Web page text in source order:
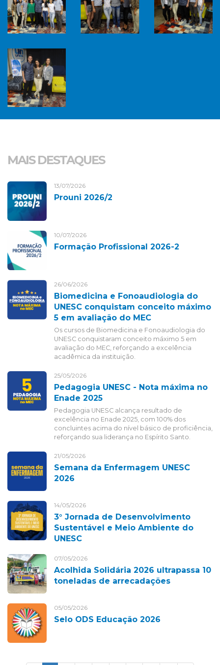
MAIS DESTAQUES
13/07/2026
Prouni 2026/2
10/07/2026
Formação Profissional 2026-2
26/06/2026
Biomedicina e Fonoaudiologia do
UNESC conquistam conceito máximo
5 em avaliação do MEC
Os cursos de Biomedicina e Fonoaudiologia do
UNESC conquistaram conceito máximo 5 em
avaliação do MEC, reforçando a excelência
acadêmica da instituição.
25/05/2026
Pedagogia UNESC - Nota máxima no
Enade 2025
Pedagogia UNESC alcança resultado de
excelência no Enade 2025, com 100% dos
concluintes acima do nível básico de proficiência,
reforçando sua liderança no Espírito Santo.
21/05/2026
Semana da Enfermagem UNESC
2026
14/05/2026
3° Jornada de Desenvolvimento
Sustentável e Meio Ambiente do
UNESC
07/05/2026
Acolhida Solidária 2026 ultrapassa 10
toneladas de arrecadações
05/05/2026
Selo ODS Educação 2026